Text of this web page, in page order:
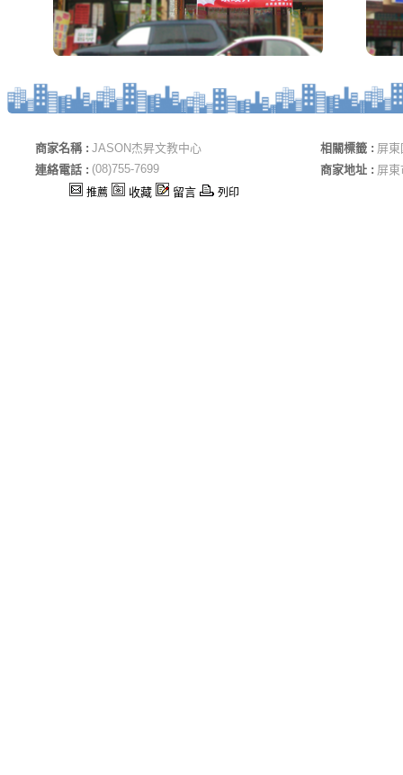
商家名稱 : JASON杰昇文教中心 相關標籤 : 屏
連絡電話 : (08)755-7699 商家地址 : 屏
推薦 收藏 留言 列印